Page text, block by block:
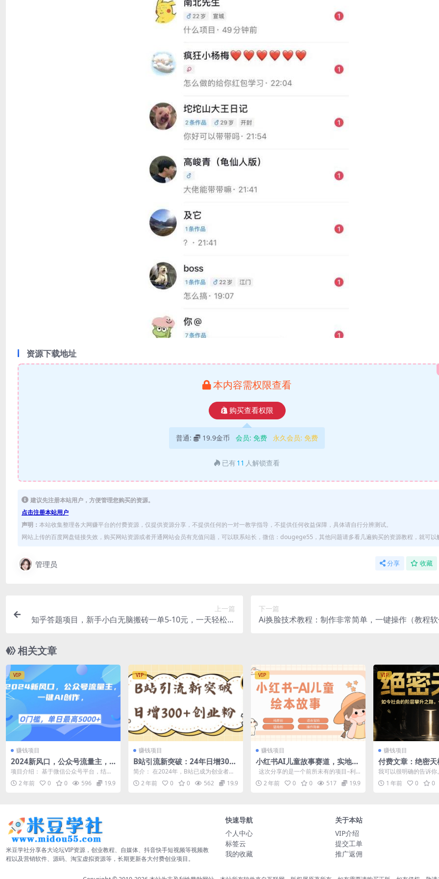
资源下载地址
本内容需权限查看
购买查看权限
普通: 19.9金币 会员: 免费 永久会员: 免费
已有 11 人解锁查看
建议先注册本站用户，方便管理您购买的资源。
点击注册本站用户
声明： 本站收集整理各大网赚平台的付费资源，仅提供资源分享，不提供任何的一对一教学指导，不提供任何收益保障，具体请自行分辨测试。
网站上传的百度网盘链接失效，购买网站资源或者开通网站会员有充值问题，可以联系站长，微信：dougege55，其他问题请多看几遍购买的资源教程，就可以
管理员 分享 收藏
上一篇
知乎答题项目，新手小白无脑搬砖一单5-10元，一天轻松日
下一篇
Ai换脸技术教程：制作非常简单，一键操作（教程
相关文章
VIP
赚钱项目
2024新风口，公众号流量主，
一键AI创作，单日最高5张+，小
白一学就会
项目介绍： 基于微信公众号平台，结合
AI工具一键生成，选择爆款小众赛道：
养生领域...
2 年前 0 0 596 19.9
VIP
赚钱项目
B站引流新突破：24年日增300
+创业粉的高效攻略
简介： 在2024年，B站已成为创业者获
取精准粉丝的重要平台。本课程将为您
揭秘如...
2 年前 0 0 562 19.9
VIP
赚钱项目
小红书AI儿童故事赛道，实地考
察项目拆解，日入1k
这次分享的是一个前所未有的项目–利
用A技术，轻松制作既...
2 年前 0 0 517 19.9
VIP
赚钱项目
付费文章：绝密
的阶层攀升之路
一条了
我可以很明确的告诉
章，会非常直接的改
代的命运。 ...
1 年前 0 0
米豆学社分享各大论坛VIP资源，创业教程、自媒体、抖音快手短视频等视频教
程以及营销软件、源码、淘宝虚拟资源等，长期更新各大付费创业项目。
快速导航
个人中心
标签云
我的收藏
关于本站
VIP介绍
提交工单
推广返佣